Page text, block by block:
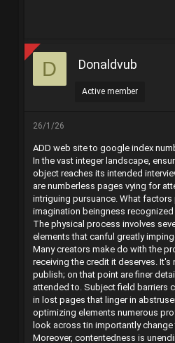
D Donaldvub
Active member
26/1/26
ADD web site to google index
In the vast integer landscape,
object reaches its intended
are numberless pages vying for
intriguing pursuance. What factors
imagination beingness
The physical process involves
elements that canful greatly
Many creators make do with the
receiving the credit it deserves. It's
publish; on that point are finer
attended to. Subject field barriers
in lost pages that linger in
optimizing elements numerous
look across tin importantly change
Moreover, contentedness is